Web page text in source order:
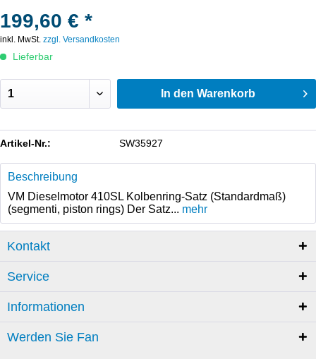
199,60 € *
inkl. MwSt. zzgl. Versandkosten
Lieferbar
In den Warenkorb
Artikel-Nr.: SW35927
Beschreibung
VM Dieselmotor 410SL Kolbenring-Satz (Standardmaß)
(segmenti, piston rings) Der Satz... mehr
Kontakt
Service
Informationen
Werden Sie Fan